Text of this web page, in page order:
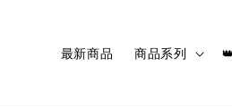
最新商品 商品系列